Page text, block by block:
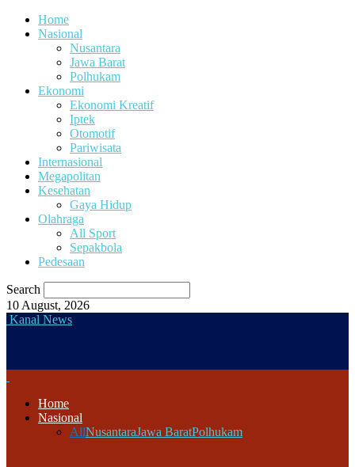
Home
Nasional
Nusantara
Jawa Barat
Polhukam
Ekonomi
Ekonomi Kreatif
Iptek
Otomotif
Pariwisata
Internasional
Megapolitan
Kesehatan
Gaya Hidup
Olahraga
All Sport
Sepakbola
Pedesaan
Search
10 August, 2026
Kanal News
Home
Nasional
AllNusantaraJawa BaratPolhukam